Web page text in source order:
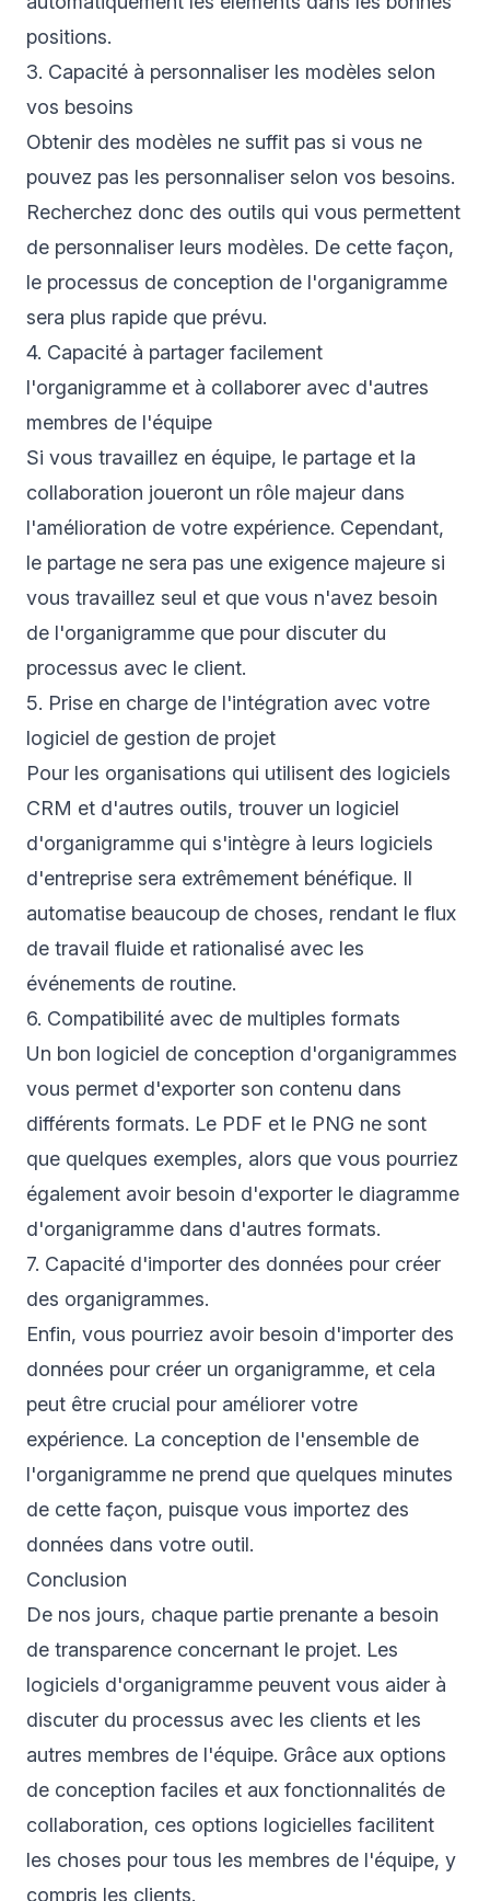
positions.
3. Capacité à personnaliser les modèles selon
vos besoins
Obtenir des modèles ne suffit pas si vous ne
pouvez pas les personnaliser selon vos besoins.
Recherchez donc des outils qui vous permettent
de personnaliser leurs modèles. De cette façon,
le processus de conception de l'organigramme
sera plus rapide que prévu.
4. Capacité à partager facilement
l'organigramme et à collaborer avec d'autres
membres de l'équipe
Si vous travaillez en équipe, le partage et la
collaboration joueront un rôle majeur dans
l'amélioration de votre expérience. Cependant,
le partage ne sera pas une exigence majeure si
vous travaillez seul et que vous n'avez besoin
de l'organigramme que pour discuter du
processus avec le client.
5. Prise en charge de l'intégration avec votre
logiciel de gestion de projet
Pour les organisations qui utilisent des logiciels
CRM et d'autres outils, trouver un logiciel
d'organigramme qui s'intègre à leurs logiciels
d'entreprise sera extrêmement bénéfique. Il
automatise beaucoup de choses, rendant le flux
de travail fluide et rationalisé avec les
événements de routine.
6. Compatibilité avec de multiples formats
Un bon logiciel de conception d'organigrammes
vous permet d'exporter son contenu dans
différents formats. Le PDF et le PNG ne sont
que quelques exemples, alors que vous pourriez
également avoir besoin d'exporter le diagramme
d'organigramme dans d'autres formats.
7. Capacité d'importer des données pour créer
des organigrammes.
Enfin, vous pourriez avoir besoin d'importer des
données pour créer un organigramme, et cela
peut être crucial pour améliorer votre
expérience. La conception de l'ensemble de
l'organigramme ne prend que quelques minutes
de cette façon, puisque vous importez des
données dans votre outil.
Conclusion
De nos jours, chaque partie prenante a besoin
de transparence concernant le projet. Les
logiciels d'organigramme peuvent vous aider à
discuter du processus avec les clients et les
autres membres de l'équipe. Grâce aux options
de conception faciles et aux fonctionnalités de
collaboration, ces options logicielles facilitent
les choses pour tous les membres de l'équipe, y
compris les clients.